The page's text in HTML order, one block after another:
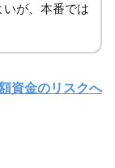
が、本番では
資金のリスクへ